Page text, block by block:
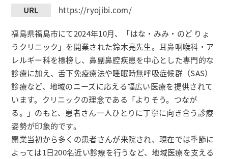
URL https://ryojibi.com/
福島県福島市にて2024年10月、「はな・みみ・のど りょ
うクリニック」を開業された鈴木亮先生。耳鼻咽喉科・ア
レルギー科を標榜し、鼻副鼻腔疾患を中心とした専門的な
診療に加え、舌下免疫療法や睡眠時無呼吸症候群（SAS）
診療など、地域のニーズに応える幅広い医療を提供されて
います。クリニックの理念である「よりそう。つなが
る。」のもと、患者さん一人ひとりに丁寧に向き合う診療
姿勢が印象的です。
開業当初から多くの患者さんが来院され、現在では季節に
よっては1日200名近い診療を行うなど、地域医療を支える